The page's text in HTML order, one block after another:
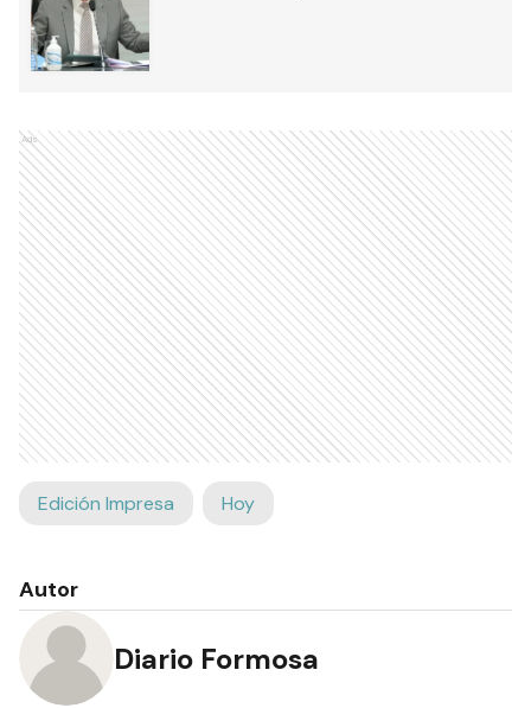
Ads
Edición Impresa Hoy
Autor
Diario Formosa